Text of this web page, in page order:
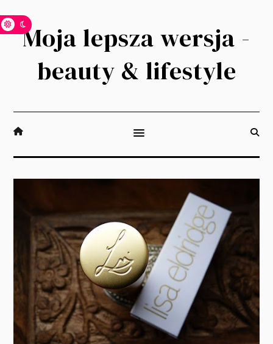
Moja lepsza wersja -
beauty & lifestyle